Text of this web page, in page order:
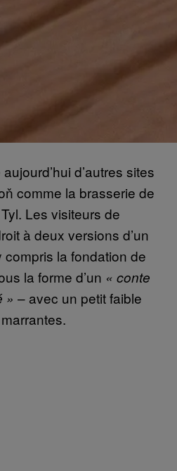
d’autres sites
comme la brasserie de
Les visiteurs de
à deux versions d’un
la fondation de
la forme d’un « conte
» – avec un petit faible